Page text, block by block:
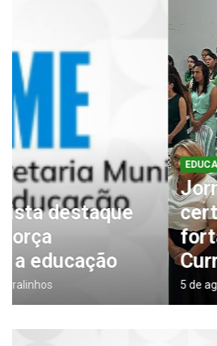
EDUCAÇÃO TODAS
Jornada Pedagógica
certificação de
fortalece a
Curralinhos
5 de agosto de 2026 Ascom